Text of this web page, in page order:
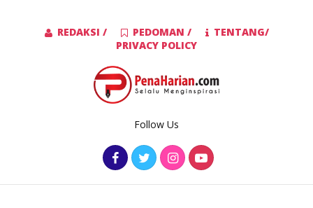
REDAKSI / PEDOMAN /
TENTANG/
PRIVACY POLICY
Follow Us